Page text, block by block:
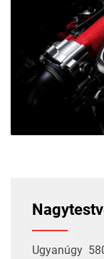
Ugyanúgy